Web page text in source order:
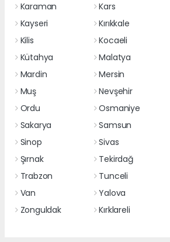
Karaman
Kars
Kayseri
Kırıkkale
Kilis
Kocaeli
Kütahya
Malatya
Mardin
Mersin
Muş
Nevşehir
Ordu
Osmaniye
Sakarya
Samsun
Sinop
Sivas
Şırnak
Tekirdağ
Trabzon
Tunceli
Van
Yalova
Zonguldak
Kırklareli